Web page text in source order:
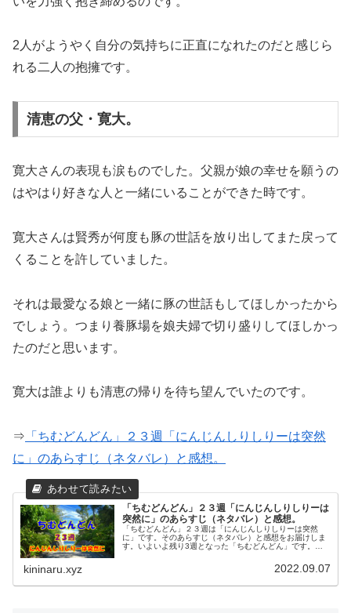
2人がようやく自分の気持ちに正直になれたのだと感じら
れる二人の抱擁です。
清恵の父・寛大。
寛大さんの表現も涙ものでした。父親が娘の幸せを願うの
はやはり好きな人と一緒にいることができた時です。
寛大さんは賢秀が何度も豚の世話を放り出してまた戻って
くることを許していました。
それは最愛なる娘と一緒に豚の世話もしてほしかったから
でしょう。つまり養豚場を娘夫婦で切り盛りしてほしかっ
たのだと思います。
寛大は誰よりも清恵の帰りを待ち望んでいたのです。
⇒ 「ちむどんどん」２３週「にんじんしりしりーは突然
に」のあらすじ（ネタバレ）と感想。
「ちむどんどん」２３週「にんじんしりしりーは
突然に」のあらすじ（ネタバレ）と感想。
「ちむどんどん」２３週は「にんじんしりしりーは突然
に」です。そのあらすじ（ネタバレ）と感想をお届けしま
す。いよいよ残り3週となった「ちむどんどん」です。２
kininaru.xyz 2022.09.07